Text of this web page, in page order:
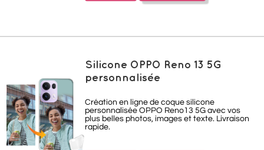
Silicone OPPO Reno 13 5G
personnalisée
Création en ligne de coque silicone
personnalisée OPPO Reno13 5G avec vos
plus belles photos, images et texte. Livraison
rapide.